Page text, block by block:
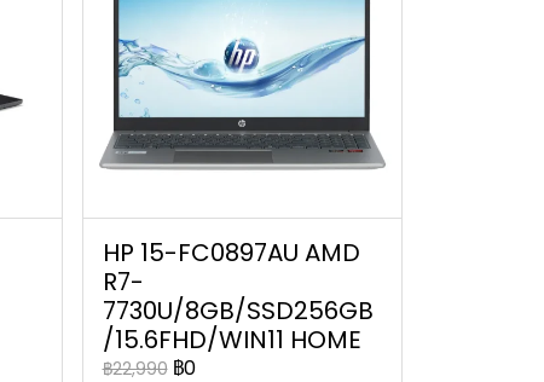
HP 15-FC0897AU AMD
R7-
7730U/8GB/SSD256GB
/15.6FHD/WIN11 HOME
฿22,990 ฿0